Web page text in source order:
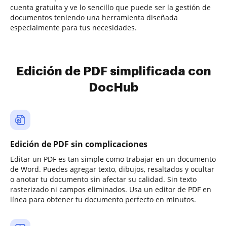
cuenta gratuita y ve lo sencillo que puede ser la gestión de
documentos teniendo una herramienta diseñada
especialmente para tus necesidades.
Edición de PDF simplificada con
DocHub
Edición de PDF sin complicaciones
Editar un PDF es tan simple como trabajar en un documento
de Word. Puedes agregar texto, dibujos, resaltados y ocultar
o anotar tu documento sin afectar su calidad. Sin texto
rasterizado ni campos eliminados. Usa un editor de PDF en
línea para obtener tu documento perfecto en minutos.